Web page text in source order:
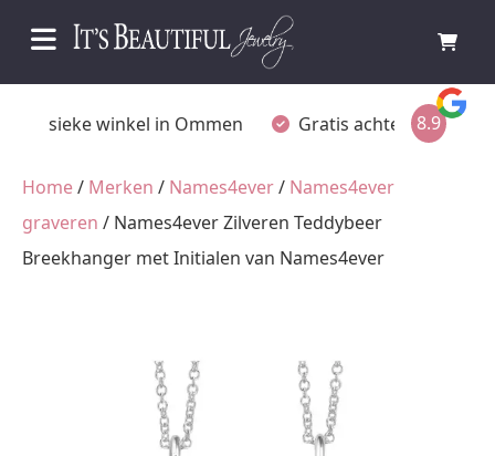
Fysieke winkel in Ommen Gratis achteraf betalen
8.9
Home/ Merken / Names4ever/ Names4ever
graveren / Names4ever Zilveren Teddybeer
Breekhanger met Initialen van Names4ever